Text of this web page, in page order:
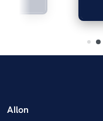
AIlon